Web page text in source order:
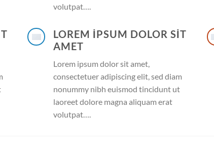
volutpat….
LOREM IPSUM DOLOR SIT
AMET
Lorem ipsum dolor sit amet,
consectetuer adipiscing elit, sed diam
nonummy nibh euismod tincidunt ut
laoreet dolore magna aliquam erat
volutpat….